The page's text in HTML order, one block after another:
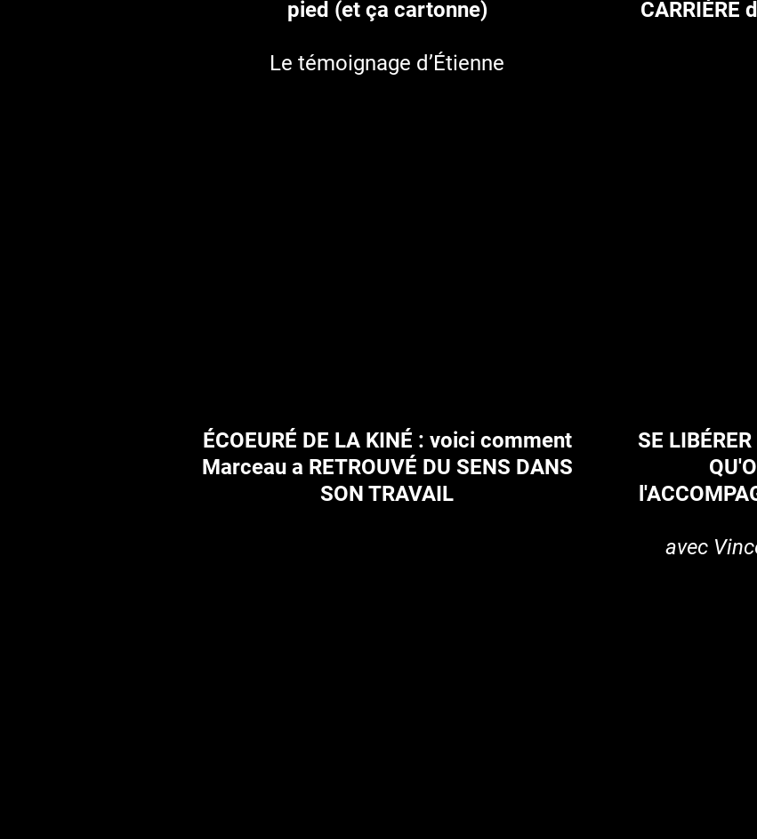
pied (et ça cartonne)
Le témoignage d’Étienne
CARRIÈRE
ÉCOEURÉ DE LA KINÉ : voici comment
Marceau a RETROUVÉ DU SENS DANS
SON TRAVAIL
SE
avec